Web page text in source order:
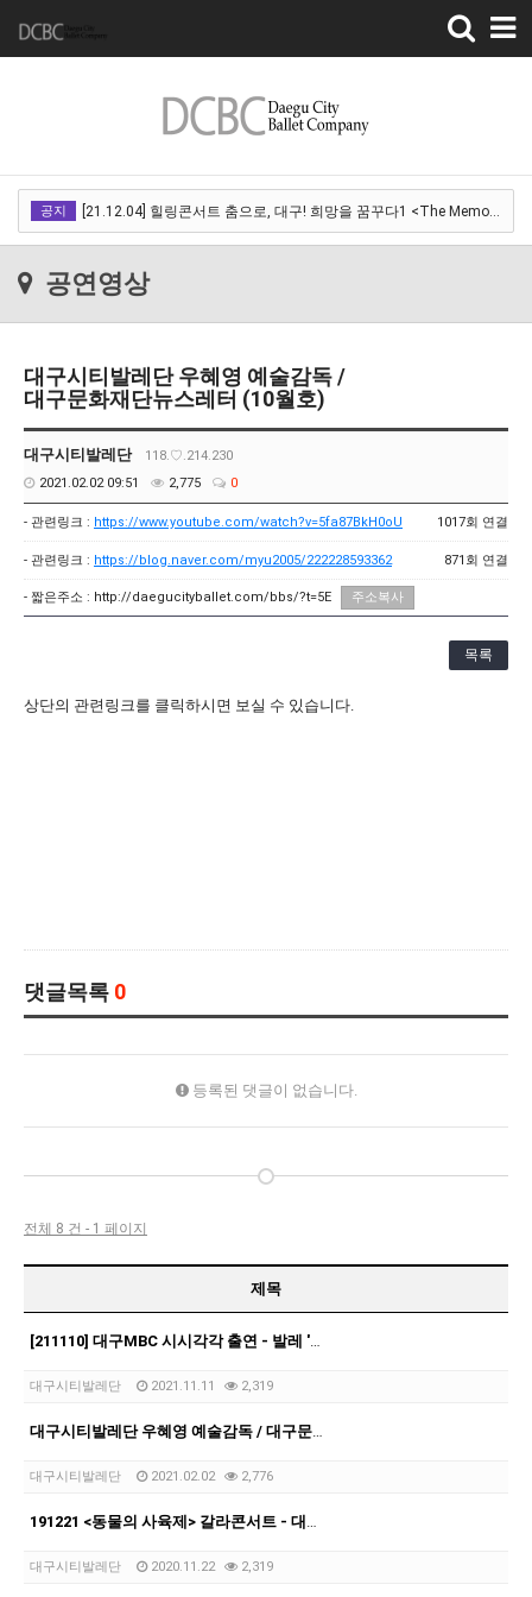
Toggle
navigation
공지 [21.12.04] 힐링콘서트 춤으로, 대구! 희망을 꿈꾸다1 <The Memory of …
[21.11.13] 호두까기인형 아양아트센터
[21.11.13] 호두까기인형 아양아트센터
[21.10.22-23] 대구국제오페라축제<아이다> 오페라하우스
공연영상
대구시티발레단 우혜영 예술감독 /
대구문화재단뉴스레터 (10월호)
대구시티발레단
118.♡.214.230
2021.02.02 09:51
2,775 0
- 관련링크 : https://www.youtube.com/watch?v=5fa87BkH0oU 1017회 연결
- 관련링크 : https://blog.naver.com/myu2005/222228593362 871회 연결
- 짧은주소 : http://daegucityballet.com/bbs/?t=5E 주소복사
목록
상단의 관련링크를 클릭하시면 보실 수 있습니다.
댓글목록 0
등록된 댓글이 없습니다.
전체 8 건 - 1 페이지
제목
[211110] 대구MBC 시시각각 출연 - 발레 '호두까기인형'
대구시티발레단 2021.11.11 2,319
대구시티발레단 우혜영 예술감독 / 대구문화재단뉴스레터 (10월호)
대구시티발레단 2021.02.02 2,776
191221 <동물의 사육제> 갈라콘서트 - 대구미술관
대구시티발레단 2020.11.22 2,319